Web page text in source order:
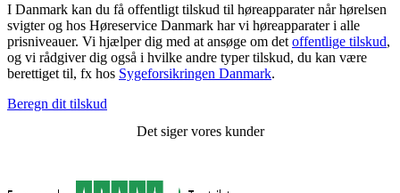
I Danmark kan du få offentligt tilskud til høreapparater når hørelsen
svigter og hos Høreservice Danmark har vi høreapparater i alle
prisniveauer. Vi hjælper dig med at ansøge om det offentlige tilskud,
og vi rådgiver dig også i hvilke andre typer tilskud, du kan være
berettiget til, fx hos Sygeforsikringen Danmark.
Beregn dit tilskud
Det siger vores kunder